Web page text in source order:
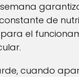
de
el
cuando